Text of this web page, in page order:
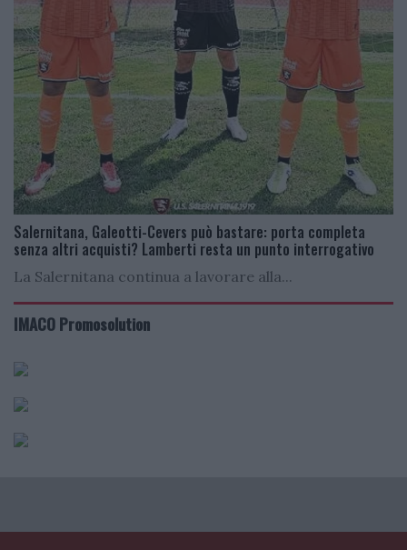
Salernitana, Galeotti-Cevers può bastare: porta completa
senza altri acquisti? Lamberti resta un punto interrogativo
La Salernitana continua a lavorare alla...
IMACO Promosolution